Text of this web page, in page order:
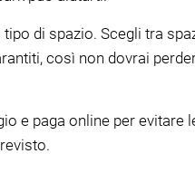
di spazio. Scegli tra
così non dovrai
e paga online per evitare